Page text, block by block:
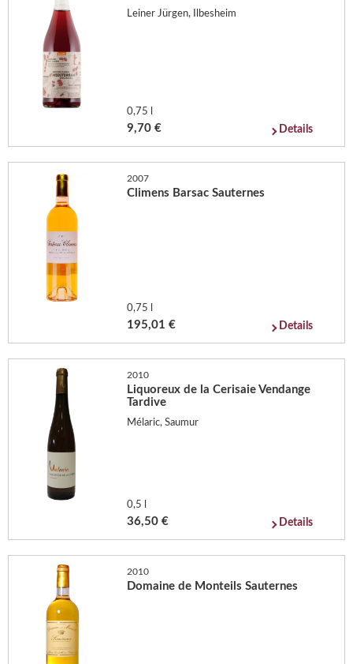
Leiner Jürgen, Ilbesheim
0,75 l
9,70 € Details
2007
Climens Barsac Sauternes
0,75 l
195,01 € Details
2010
Liquoreux de la Cerisaie Vendange
Tardive
Mélaric, Saumur
0,5 l
36,50 € Details
2010
Domaine de Monteils Sauternes